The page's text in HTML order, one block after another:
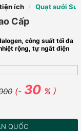
ích Quạt sưởi
Cấp
công suất tối đa
rộng, tự ngắt điện
(- 30 % )
QUỐC